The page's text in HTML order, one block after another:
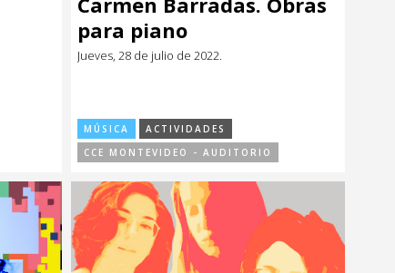
para piano
Jueves, 28 de julio de 2022.
MÚSICA
ACTIVIDADES
CCE MONTEVIDEO - AUDITORIO